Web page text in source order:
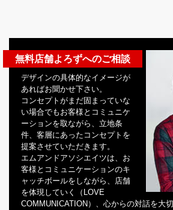
無料店舗よろずへのご相談
デザインの具体的なイメージが
あればお聞かせ下さい。
コンセプトがまだ固まっていな
い場合でもお客様とコミュニケ
ーションを取ながら、立地条
件、客層にあったコンセプトを
提案させていただきます。
エムアンドアソシエイツは、お
客様とコミュニケーションのキ
ャッチボールをしながら、店舗
を体現していく（LOVE
COMMUNICATION）、心からの対話を大